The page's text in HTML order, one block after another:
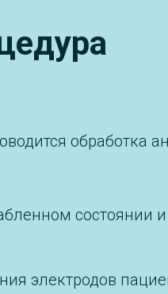
обработка
состоянии
электродов